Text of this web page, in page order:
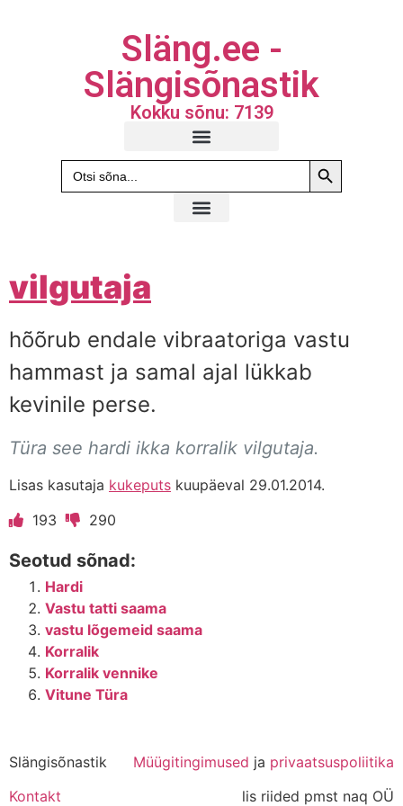
Släng.ee -
Slängisõnastik
Kokku sõnu: 7139
Search
for:
Search
vilgutaja
hõõrub endale vibraatoriga vastu
hammast ja samal ajal lükkab
kevinile perse.
Türa see hardi ikka korralik vilgutaja.
Lisas kasutaja kukeputs kuupäeval 29.01.2014.
193
290
Seotud sõnad:
Hardi
Vastu tatti saama
vastu lõgemeid saama
Korralik
Korralik vennike
Vitune Türa
Slängisõnastik Müügitingimused ja privaatsuspoliitika
Kontakt
lis riided pmst naq OÜ